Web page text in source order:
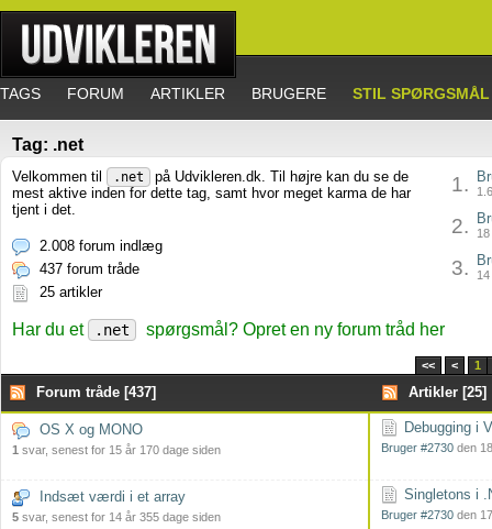
TAGS FORUM ARTIKLER BRUGERE STIL SPØRGSMÅL
Tag: .net
Velkommen til .net
på Udvikleren.dk. Til højre kan du se de
mest aktive inden for dette tag, samt hvor meget karma de har
tjent i det.
2.008 forum indlæg
437 forum tråde
25 artikler
1.
2.
3.
Har du et .net spørgsmål? Opret en ny forum tråd her
<< < 1
Forum tråde [437] Artikler [25]
OS X og MONO
1 svar, senest for 15 år 170 dage siden
Indsæt værdi i et array
5 svar, senest for 14 år 355 dage siden
Debugging i
Bruger #2730 den
Singletons i
Bruger #2730 den